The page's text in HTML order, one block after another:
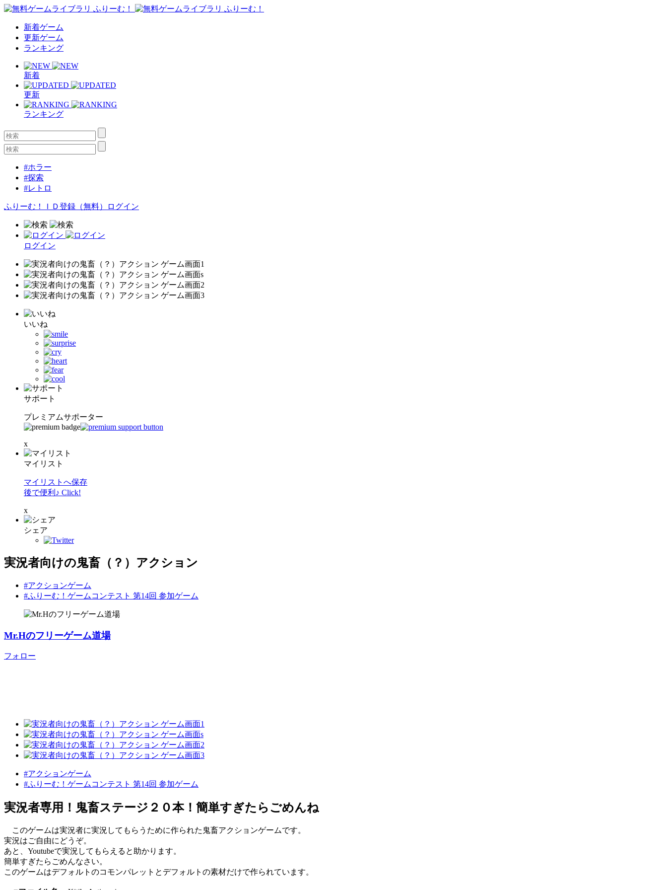
新着ゲーム
更新ゲーム
ランキング
新着
更新
ランキング
#ホラー
#探索
#レトロ
ふりーむ！ＩＤ登録（無料） ログイン
ログイン
いいね
サポート
プレミアムサポーター
x
マイリスト
マイリストへ保存
後で便利♪ Click!
x
シェア
実況者向けの鬼畜（？）アクション
#アクションゲーム
#ふりーむ！ゲームコンテスト 第14回 参加ゲーム
Mr.Hのフリーゲーム道場
フォロー
#アクションゲーム
#ふりーむ！ゲームコンテスト 第14回 参加ゲーム
実況者専用！鬼畜ステージ２０本！簡単すぎたらごめんね
このゲームは実況者に実況してもらうために作られた鬼畜アクションゲームです。
実況はご自由にどうぞ。
あと、Youtubeで実況してもらえると助かります。
簡単すぎたらごめんなさい。
このゲームはデフォルトのコモンパレットとデフォルトの素材だけで作られています。